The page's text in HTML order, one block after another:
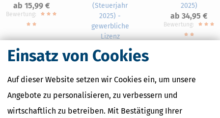
Einsatz von Cookies
Auf dieser Website setzen wir Cookies ein, um unsere
Angebote zu personalisieren, zu verbessern und
wirtschaftlich zu betreiben. Mit Bestätigung Ihrer
ab 15,99 €
Bewertung:
(Steuerjahr
2025) -
gewerbliche
Lizenz
ab 369,95 €
2025)
ab 34,95 €
Bewertung:
Nahe Finanzämter